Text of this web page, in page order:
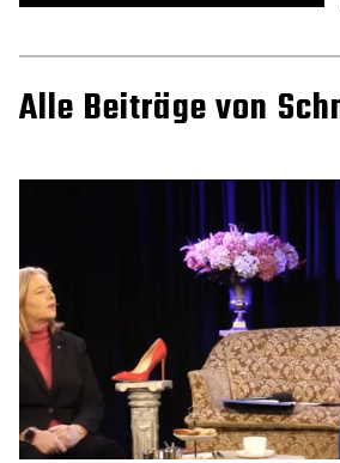
Alle Beiträge von